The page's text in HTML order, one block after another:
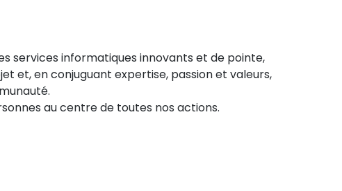
services informatiques innovants et de pointe,
et, en conjuguant expertise, passion et valeurs,
au centre de toutes nos actions.